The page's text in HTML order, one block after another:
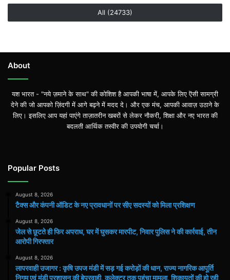
All (24733)
About
यश भारत - "नये ज़माने के साथ" की कोशिश है आपकी भाषा में, आपके लिए ऎसी सामग्री
देने की जो आपको ज़िंदगी में आगे बढ़ने में मदद दे। और एक मंच, आपकी आवाज़ उठाने के
लिए। इसलिए आप यहां पाएंगे ताज़ातरीन खबरों से लेकर नौकरी, शिक्षा और नए भारत की
बदलती आर्थिक तस्वीर की उपयोगी चर्चा।
Popular Posts
August 8, 2026
टैक्स और कंपनी ऑडिट के नए प्रावधानों पर सीए सदस्यों को मिला प्रशिक्षण
August 8, 2026
जेल से छूटते ही फिर अपराध, घर में घुसकर मारपीट, निवार पुलिस ने की कार्रवाई, तीन
आरोपी गिरफ्तार
August 8, 2026
लापरवाही उजागर : कृषि उपज मंडी में सड़ गई करोड़ों की धान, राज्य नागरिक आपूर्ति
निगम एवं मंडी प्रशासन की बेपरवाही, कलेक्टर तक पहुंचा मामला, शिकायतों की हो रही